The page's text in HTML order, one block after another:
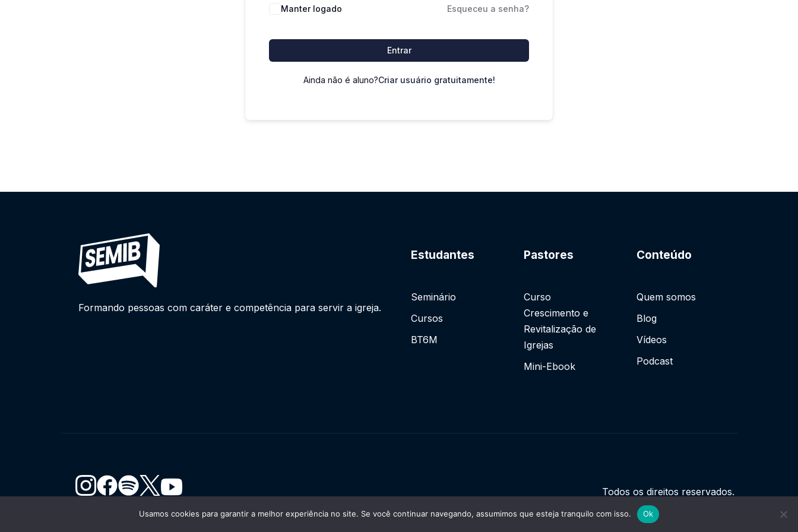
Manter logado Esqueceu a senha?
Entrar
Ainda não é aluno?Criar usuário gratuitamente!
Formando pessoas com caráter e competência para servir a igreja.
Estudantes
Seminário
Cursos
BT6M
Pastores
Curso
Crescimento e
Revitalização de
Igrejas
Mini-Ebook
Conteúdo
Quem somos
Blog
Vídeos
Podcast
Todos os direitos reservados.
Usamos cookies para garantir a melhor experiência no site. Se você continuar navegando, assumimos que esteja tranquilo com isso. Ok